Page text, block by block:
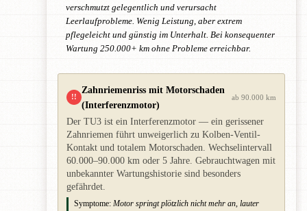
verschmutzt gelegentlich und verursacht
Leerlaufprobleme. Wenig Leistung, aber extrem
pflegeleicht und günstig im Unterhalt. Bei konsequenter
Wartung 250.000+ km ohne Probleme erreichbar.
!!
Zahnriemenriss mit Motorschaden
(Interferenzmotor)
ab 90.000 km
Der TU3 ist ein Interferenzmotor — ein gerissener
Zahnriemen führt unweigerlich zu Kolben-Ventil-
Kontakt und totalem Motorschaden. Wechselintervall
60.000–90.000 km oder 5 Jahre. Gebrauchtwagen mit
unbekannter Wartungshistorie sind besonders
gefährdet.
Symptome: Motor springt plötzlich nicht mehr an, lauter